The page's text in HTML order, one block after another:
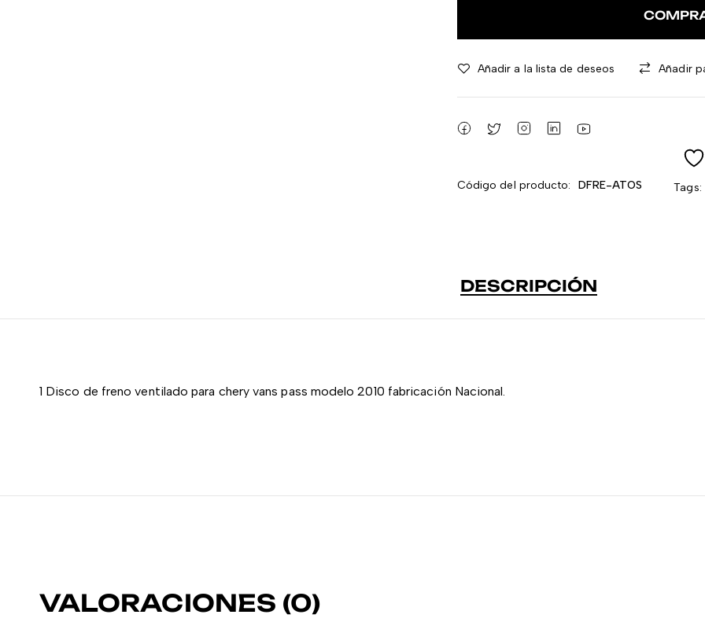
Añadir a la lista de deseos Añadir
Código del producto: DFRE-ATOS Tags:
DESCRIPCIÓN
1 Disco de freno ventilado para chery vans pass modelo 2010 fabricación Nacional.
VALORACIONES (0)